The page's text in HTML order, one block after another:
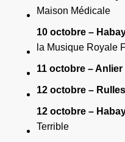
Maison Médicale
10 octobre –
la Musique Royale
11 octobre – Anlier
12 octobre – Rulles
12 octobre –
Terrible